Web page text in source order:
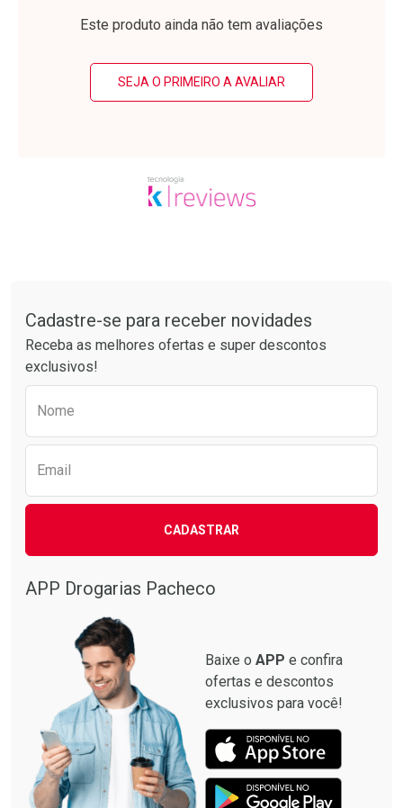
Laboratório
Por R$ 34,39/cada
Por Menos Laboratório
Por R$ 20,24/cada
Por Menos
Este produto ainda não tem avaliações
SEJA O PRIMEIRO A AVALIAR
Cadastre-se para receber novidades
Receba as melhores ofertas e super descontos
exclusivos!
Nome
Email
CADASTRAR
APP Drogarias Pacheco
Baixe o APP e confira
ofertas e descontos
exclusivos para você!